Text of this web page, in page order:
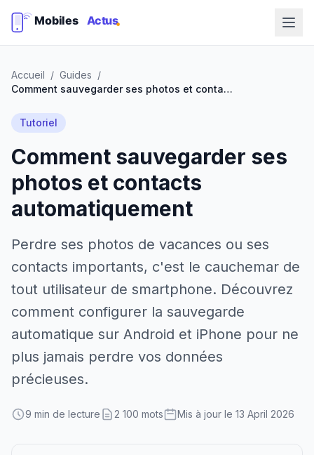
Accueil / Guides /
Comment sauvegarder ses photos et contacts automatiquement
Tutoriel
Comment sauvegarder ses
photos et contacts
automatiquement
Perdre ses photos de vacances ou ses
contacts importants, c'est le cauchemar de
tout utilisateur de smartphone. Découvrez
comment configurer la sauvegarde
automatique sur Android et iPhone pour ne
plus jamais perdre vos données
précieuses.
9 min de lecture 2 100 mots Mis à jour le 13 April 2026